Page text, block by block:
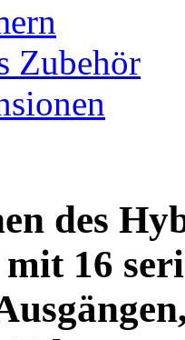
Zubehör
des
16